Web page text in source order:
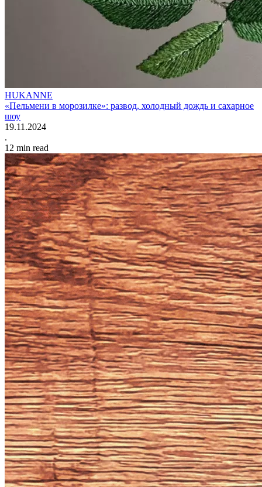
HUKANNE
«Пельмени в морозилке»: развод, холодный дождь и сахарное
шоу
19.11.2024
.
12 min read